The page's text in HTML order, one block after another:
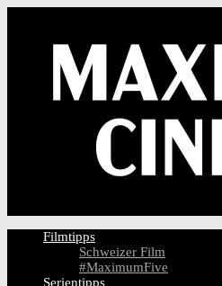
Filmtipps
Schweizer Film
#MaximumFive
Serientipps